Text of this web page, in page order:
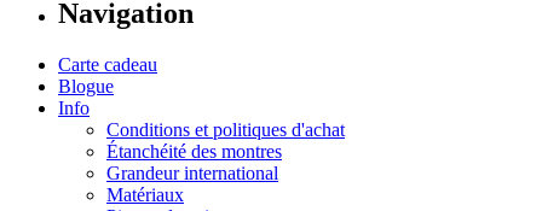
Navigation
Carte cadeau
Blogue
Info
Conditions et politiques d'achat
Étanchéité des montres
Grandeur international
Matériaux